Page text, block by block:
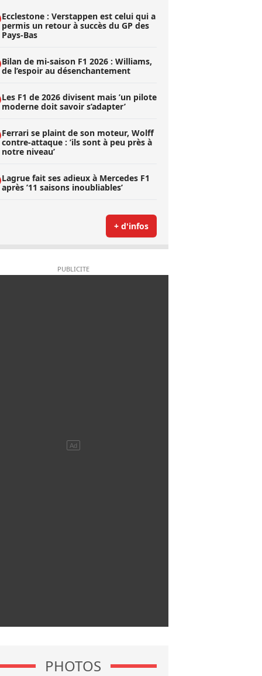
Ecclestone : Verstappen est celui qui a
permis un retour à succès du GP des
Pays-Bas
Bilan de mi-saison F1 2026 : Williams,
de l’espoir au désenchantement
Les F1 de 2026 divisent mais ’un pilote
moderne doit savoir s’adapter’
Ferrari se plaint de son moteur, Wolff
contre-attaque : ’ils sont à peu près à
notre niveau’
Lagrue fait ses adieux à Mercedes F1
après ’11 saisons inoubliables’
+ d'infos
PHOTOS